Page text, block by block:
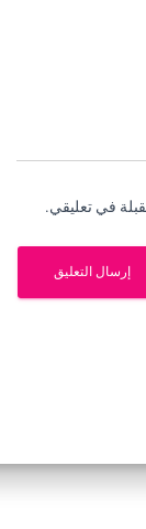
في تعليقي.